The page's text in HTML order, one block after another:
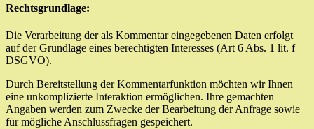
Rechtsgrundlage:
Die Verarbeitung der als Kommentar eingegebenen Daten erfolgt
auf der Grundlage eines berechtigten Interesses (Art 6 Abs. 1 lit. f
DSGVO).
Durch Bereitstellung der Kommentarfunktion möchten wir Ihnen
eine unkomplizierte Interaktion ermöglichen. Ihre gemachten
Angaben werden zum Zwecke der Bearbeitung der Anfrage sowie
für mögliche Anschlussfragen gespeichert.